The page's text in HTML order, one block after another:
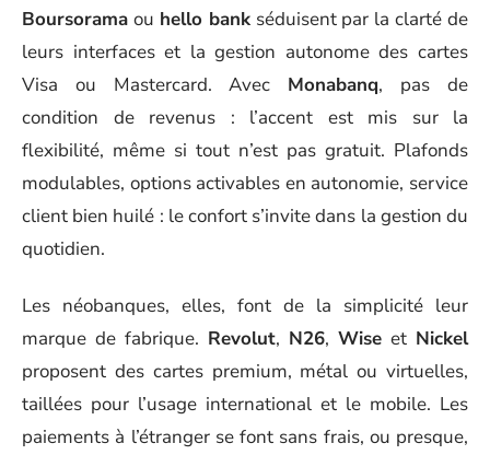
Boursorama ou hello bankséduisent par la clarté de
leurs interfaces et la gestion autonome des cartes
Visa ou Mastercard. Avec Monabanq, pas de
condition de revenus : l’accent est mis sur la
flexibilité, même si tout n’est pas gratuit. Plafonds
modulables, options activables en autonomie, service
client bien huilé : le confort s’invite dans la gestion du
quotidien.
Les néobanques, elles, font de la simplicité leur
marque de fabrique. Revolut, N26, Wise et Nickel
proposent des cartes premium, métal ou virtuelles,
taillées pour l’usage international et le mobile. Les
paiements à l’étranger se font sans frais, ou presque,